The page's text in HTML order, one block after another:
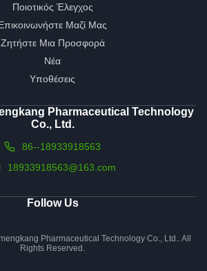
Ποιοτικός Έλεγχος
Μαζί Μας
Ζητήστε Μια Προσφορά
Νέα
Υποθέσεις
Pharmaceutical Technology
Co., Ltd.
86--18933918563
18933918563@163.com
Follow Us
Pharmaceutical Technology Co., Ltd.. All
Rights Reserved.